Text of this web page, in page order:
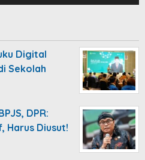
Digital
Sekolah
DPR:
Harus Diusut!